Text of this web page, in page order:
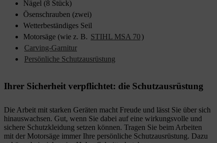
Nägel (8 Stück)
Ösenschrauben (zwei)
Wetterbeständiges Seil
Motorsäge (wie z. B. STIHL MSA 70)
Carving-Garnitur
Persönliche Schutzausrüstung
Ihrer Sicherheit verpflichtet: die Schutzausrüstung
Die Arbeit mit starken Geräten macht Freude und lässt Sie über sich
hinauswachsen. Gut, wenn Sie dabei auf eine wirkungsvolle und
sichere Schutzkleidung setzen können. Tragen Sie beim Arbeiten
mit der Motorsäge immer Ihre persönliche Schutzausrüstung. Dazu